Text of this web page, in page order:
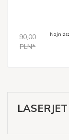
90,00
PLN*